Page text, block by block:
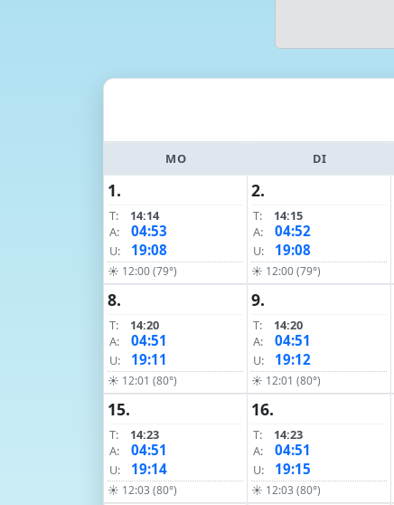
MO DI
1.
T:
14:14
A:
04:53
U: 19:08
☀ 12:00 (79°)
2.
T:
14:15
A:
04:52
U: 19:08
☀ 12:00 (79°)
8.
T:
14:20
A:
04:51
U: 19:11
☀ 12:01 (80°)
9.
T:
14:20
A:
04:51
U: 19:12
☀ 12:01 (80°)
15.
T:
14:23
A:
04:51
U: 19:14
☀ 12:03 (80°)
16.
T:
14:23
A:
04:51
U: 19:15
☀ 12:03 (80°)